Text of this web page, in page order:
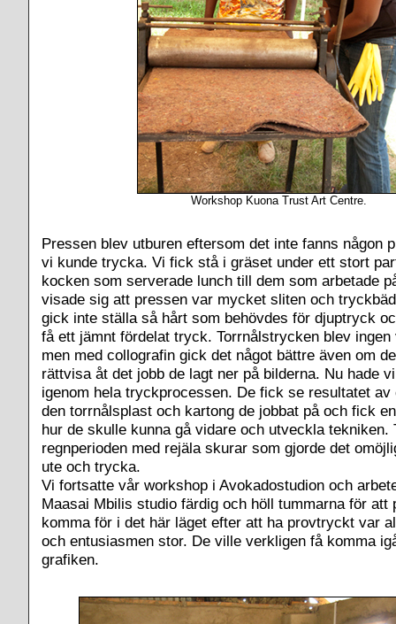
Workshop Kuona Trust Art Centre.
Pressen blev utburen eftersom det inte fanns någon
vi kunde trycka. Vi fick stå i gräset under ett stort
kocken som serverade lunch till dem som arbetade
visade sig att pressen var mycket sliten och
gick inte ställa så hårt som behövdes för djuptryck
få ett jämnt fördelat tryck. Torrnålstrycken blev
men med collografin gick det något bättre även om
rättvisa åt det jobb de lagt ner på bilderna. Nu hade
igenom hela tryckprocessen. De fick se resultatet av
den torrnålsplast och kartong de jobbat på och fick
hur de skulle kunna gå vidare och utveckla tekniken.
regnperioden med rejäla skurar som gjorde det
ute och trycka.
Vi fortsatte vår workshop i Avokadostudion och
Maasai Mbilis studio färdig och höll tummarna för att
komma för i det här läget efter att ha provtryckt var
och entusiasmen stor. De ville verkligen få komma
grafiken.